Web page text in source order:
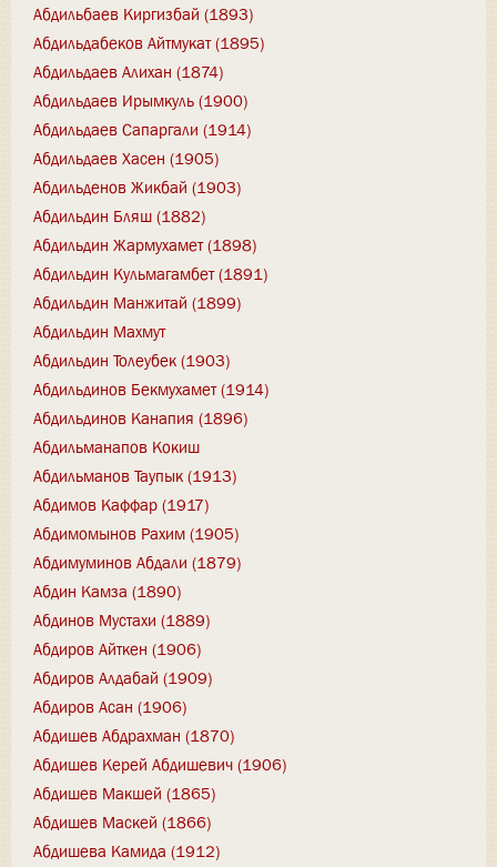
Абдильбаев Киргизбай (1893)
Абдильдабеков Айтмукат (1895)
Абдильдаев Алихан (1874)
Абдильдаев Ирымкуль (1900)
Абдильдаев Сапаргали (1914)
Абдильдаев Хасен (1905)
Абдильденов Жикбай (1903)
Абдильдин Бляш (1882)
Абдильдин Жармухамет (1898)
Абдильдин Кульмагамбет (1891)
Абдильдин Манжитай (1899)
Абдильдин Махмут
Абдильдин Толеубек (1903)
Абдильдинов Бекмухамет (1914)
Абдильдинов Канапия (1896)
Абдильманапов Кокиш
Абдильманов Таупык (1913)
Абдимов Каффар (1917)
Абдимомынов Рахим (1905)
Абдимуминов Абдали (1879)
Абдин Камза (1890)
Абдинов Мустахи (1889)
Абдиров Айткен (1906)
Абдиров Алдабай (1909)
Абдиров Асан (1906)
Абдишев Абдрахман (1870)
Абдишев Керей Абдишевич (1906)
Абдишев Макшей (1865)
Абдишев Маскей (1866)
Абдишева Камида (1912)